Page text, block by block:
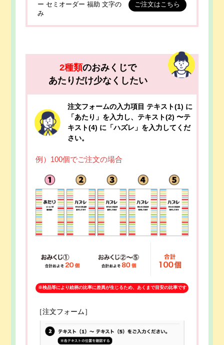
ー セミオーダー 福助 文字の
み
ご注文はこちら
2種類のおみくじで
あたりだけ少なくしたい
注文フォームの入力項目 テキスト(1) に
「あたり」を入力し、テキスト(2) 〜テ
キスト(4) に「ハズレ」を入力してくだ
さい。
例）100個でご注文の場合
※検品等により絵柄の比率に差異が生じるため、あくまで目安の比率です
［注文フォーム］